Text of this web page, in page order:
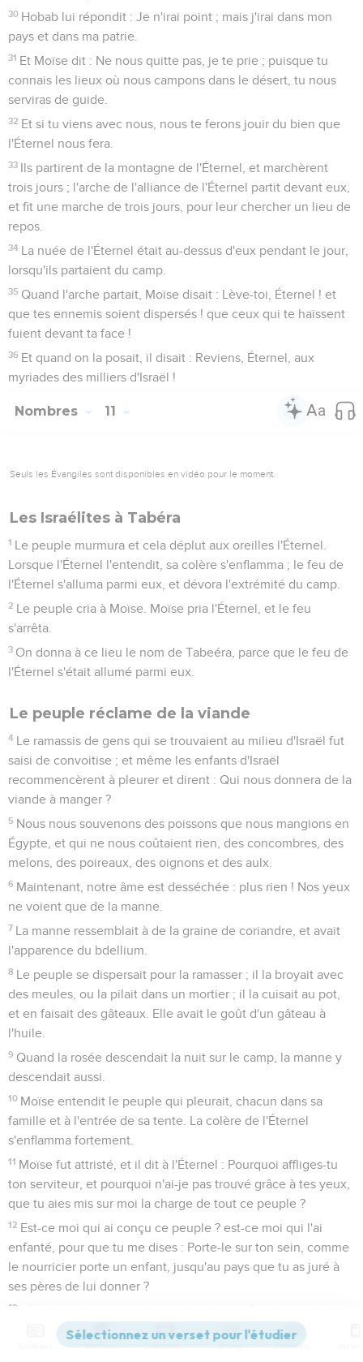
30 Hobab lui répondit : Je n'irai point ; mais j'irai dans mon
pays et dans ma patrie.
31 Et Moïse dit : Ne nous quitte pas, je te prie ; puisque tu
connais les lieux où nous campons dans le désert, tu nous
serviras de guide.
32 Et si tu viens avec nous, nous te ferons jouir du bien que
l'Éternel nous fera.
33 Ils partirent de la montagne de l'Éternel, et marchèrent
trois jours ; l'arche de l'alliance de l'Éternel partit devant eux,
et fit une marche de trois jours, pour leur chercher un lieu de
repos.
34 La nuée de l'Éternel était au-dessus d'eux pendant le jour,
lorsqu'ils partaient du camp.
35 Quand l'arche partait, Moïse disait : Lève-toi, Éternel ! et
que tes ennemis soient dispersés ! que ceux qui te haïssent
fuient devant ta face !
36 Et quand on la posait, il disait : Reviens, Éternel, aux
myriades des milliers d'Israël !
Nombres 11
Seuls les Évangiles sont disponibles en vidéo pour le moment.
Les Israélites à Tabéra
1 Le peuple murmura et cela déplut aux oreilles l'Éternel.
Lorsque l'Éternel l'entendit, sa colère s'enflamma ; le feu de
l'Éternel s'alluma parmi eux, et dévora l'extrémité du camp.
2 Le peuple cria à Moïse. Moïse pria l'Éternel, et le feu
s'arrêta.
3 On donna à ce lieu le nom de Tabeéra, parce que le feu de
l'Éternel s'était allumé parmi eux.
Le peuple réclame de la viande
4 Le ramassis de gens qui se trouvaient au milieu d'Israël fut
saisi de convoitise ; et même les enfants d'Israël
recommencèrent à pleurer et dirent : Qui nous donnera de la
viande à manger ?
5 Nous nous souvenons des poissons que nous mangions en
Égypte, et qui ne nous coûtaient rien, des concombres, des
melons, des poireaux, des oignons et des aulx.
6 Maintenant, notre âme est desséchée : plus rien ! Nos yeux
ne voient que de la manne.
7 La manne ressemblait à de la graine de coriandre, et avait
l'apparence du bdellium.
8 Le peuple se dispersait pour la ramasser ; il la broyait avec
des meules, ou la pilait dans un mortier ; il la cuisait au pot,
et en faisait des gâteaux. Elle avait le goût d'un gâteau à
l'huile.
9 Quand la rosée descendait la nuit sur le camp, la manne y
descendait aussi.
10 Moïse entendit le peuple qui pleurait, chacun dans sa
famille et à l'entrée de sa tente. La colère de l'Éternel
s'enflamma fortement.
11 Moïse fut attristé, et il dit à l'Éternel : Pourquoi affliges-tu
ton serviteur, et pourquoi n'ai-je pas trouvé grâce à tes yeux,
que tu aies mis sur moi la charge de tout ce peuple ?
12 Est-ce moi qui ai conçu ce peuple ? est-ce moi qui l'ai
enfanté, pour que tu me dises : Porte-le sur ton sein, comme
le nourricier porte un enfant, jusqu'au pays que tu as juré à
ses pères de lui donner ?
13
Où prendrai-je de la viande pour donner à tout ce peuple ?
Car ils pleurent auprès de moi, en disant : Donne-nous de la
viande à manger !
Versions Commentaires Strong